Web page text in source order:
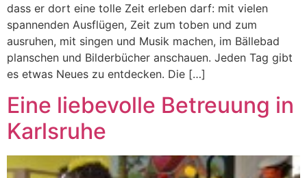
dass er dort eine tolle Zeit erleben darf: mit vielen
spannenden Ausflügen, Zeit zum toben und zum
ausruhen, mit singen und Musik machen, im Bällebad
planschen und Bilderbücher anschauen. Jeden Tag gibt
es etwas Neues zu entdecken. Die […]
Eine liebevolle Betreuung in
Karlsruhe